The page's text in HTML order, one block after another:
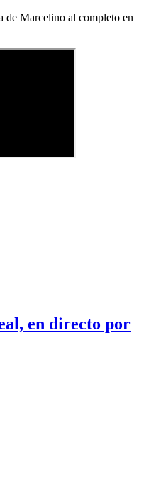
de Marcelino al completo en
en directo por